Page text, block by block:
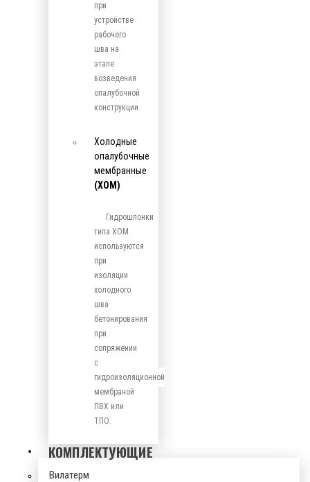
при
устройстве
рабочего
шва на
этапе
возведения
опалубочной
конструкции.
Холодные
опалубочные
мембранные
(ХОМ)
Гидрошпонки
типа ХОМ
используются
при
изоляции
холодного
шва
бетонирования
при
сопряжении
с
гидроизоляционной
мембраной
ПВХ или
ТПО.
КОМПЛЕКТУЮЩИЕ
Вилатерм